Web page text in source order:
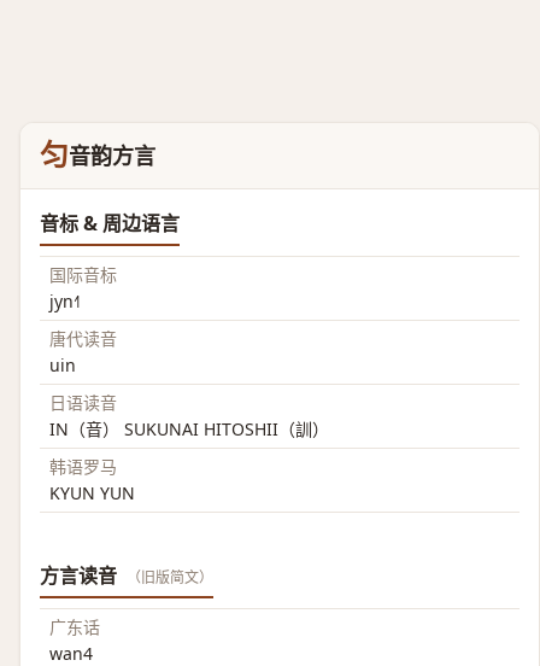
匀音韵方言
音标 & 周边语言
国际音标
jyn˧˥
唐代读音
uin
日语读音
IN（音） SUKUNAI HITOSHII（訓）
韩语罗马
KYUN YUN
方言读音 （旧版简文）
广东话
wan4